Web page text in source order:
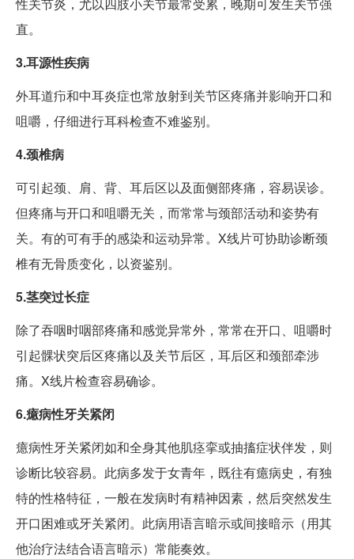
性关节炎，尤以四肢小关节最常受累，晚期可发生关节强
直。
3.耳源性疾病
外耳道疖和中耳炎症也常放射到关节区疼痛并影响开口和
咀嚼，仔细进行耳科检查不难鉴别。
4.颈椎病
可引起颈、肩、背、耳后区以及面侧部疼痛，容易误诊。
但疼痛与开口和咀嚼无关，而常常与颈部活动和姿势有
关。有的可有手的感染和运动异常。X线片可协助诊断颈
椎有无骨质变化，以资鉴别。
5.茎突过长症
除了吞咽时咽部疼痛和感觉异常外，常常在开口、咀嚼时
引起髁状突后区疼痛以及关节后区，耳后区和颈部牵涉
痛。X线片检查容易确诊。
6.癔病性牙关紧闭
癔病性牙关紧闭如和全身其他肌痉挛或抽搐症状伴发，则
诊断比较容易。此病多发于女青年，既往有癔病史，有独
特的性格特征，一般在发病时有精神因素，然后突然发生
开口困难或牙关紧闭。此病用语言暗示或间接暗示（用其
他治疗法结合语言暗示）常能奏效。